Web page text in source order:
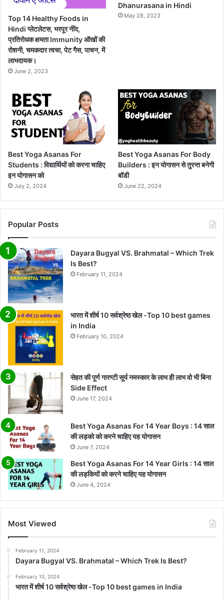
Top 14 Healthy Foods in
Hindi प्लेटलेटस, भरपूर नींद,
प्रतिरोधक क्षमता Immunity ऑखों की
रोशनी, चमकदार त्वचा, पेट गैस, पाचन, में
लाभदायक।
June 2, 2023
Dhanurasana in Hindi
May 28, 2023
Best Yoga Asanas For
Students : विद्यार्थियों को करना चाहिए
इन योगासन को
July 2, 2024
Best Yoga Asanas For Body
Builders : इन योगासन से तुरन्त बनेगी
बॉडी
June 22, 2024
Popular Posts
Dayara Bugyal VS. Brahmatal – Which Trek
Is Best?
February 11, 2024
भारत में शीर्ष 10 सर्वश्रेष्ठ खेल -Top 10 best games
in India
February 10, 2024
सेहत की पूर्ण गारण्टी सूर्य नमस्कार के लाभ ही लाभ वो भी बिना
Side Effect
June 17, 2024
Best Yoga Asanas For 14 Year Boys : 14 साल
की लड़को को करने चाहिए यह योगासन
June 7, 2024
Best Yoga Asanas For 14 Year Girls : 14 साल
की लड़कियों को करने चाहिए यह योगासन
June 4, 2024
Most Viewed
February 11, 2024
Dayara Bugyal VS. Brahmatal – Which Trek Is Best?
February 10, 2024
भारत में शीर्ष 10 सर्वश्रेष्ठ खेल -Top 10 best games in India